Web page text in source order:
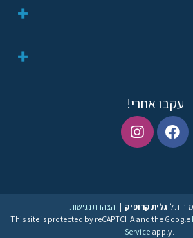
עקבו אחרי!
ל-גלית קרופיק | הצהרת נגישות
This site is protected by reCAPTCHA and the Google
Service apply.